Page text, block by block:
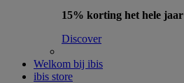
15% korting het hele jaar
Discover
Welkom bij ibis
ibis store